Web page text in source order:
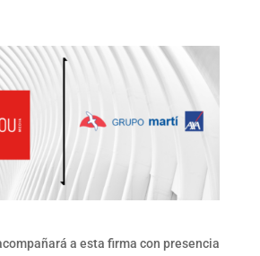
a esta firma con presencia